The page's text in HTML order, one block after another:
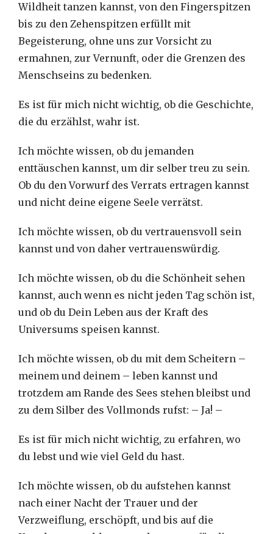
Wildheit tanzen kannst, von den Fingerspitzen
bis zu den Zehenspitzen erfüllt mit
Begeisterung, ohne uns zur Vorsicht zu
ermahnen, zur Vernunft, oder die Grenzen des
Menschseins zu bedenken.
Es ist für mich nicht wichtig, ob die Geschichte,
die du erzählst, wahr ist.
Ich möchte wissen, ob du jemanden
enttäuschen kannst, um dir selber treu zu sein.
Ob du den Vorwurf des Verrats ertragen kannst
und nicht deine eigene Seele verrätst.
Ich möchte wissen, ob du vertrauensvoll sein
kannst und von daher vertrauenswürdig.
Ich möchte wissen, ob du die Schönheit sehen
kannst, auch wenn es nicht jeden Tag schön ist,
und ob du Dein Leben aus der Kraft des
Universums speisen kannst.
Ich möchte wissen, ob du mit dem Scheitern –
meinem und deinem – leben kannst und
trotzdem am Rande des Sees stehen bleibst und
zu dem Silber des Vollmonds rufst: – Ja! –
Es ist für mich nicht wichtig, zu erfahren, wo
du lebst und wie viel Geld du hast.
Ich möchte wissen, ob du aufstehen kannst
nach einer Nacht der Trauer und der
Verzweiflung, erschöpft, und bis auf die